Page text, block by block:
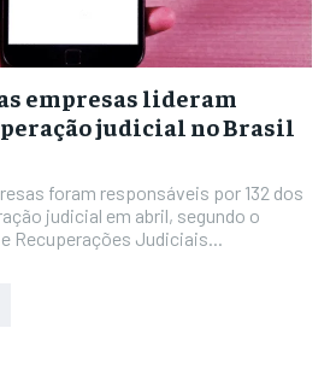
empresas lideram
judicial no Brasil
foram responsáveis por 132 dos
judicial em abril, segundo o
Recuperações Judiciais...